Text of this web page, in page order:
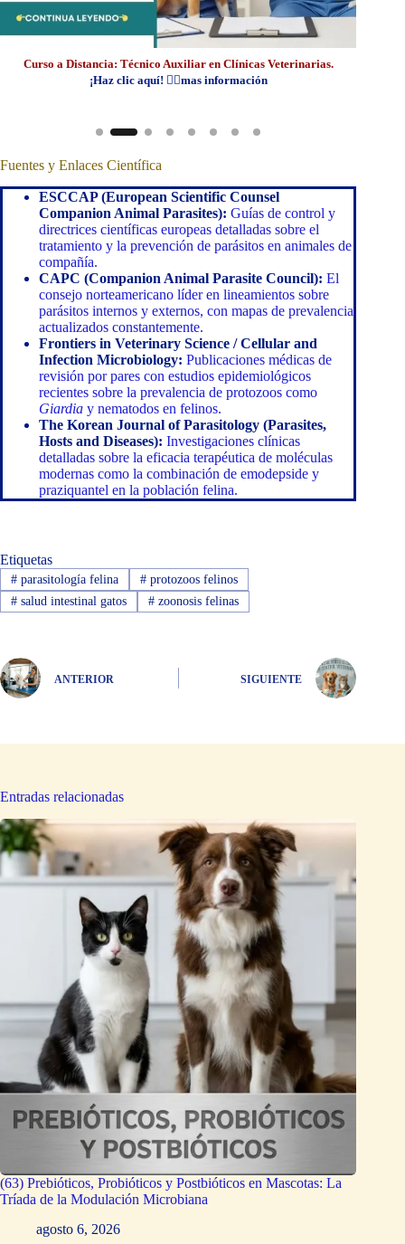
Curso a Distancia: Técnico Auxiliar en Clínicas Veterinarias.
¡Haz clic aquí! 👆🏼mas información
Fuentes y Enlaces Científica
ESCCAP (European Scientific Counsel
Companion Animal Parasites): Guías de control y
directrices científicas europeas detalladas sobre el
tratamiento y la prevención de parásitos en animales de
compañía.
CAPC (Companion Animal Parasite Council): El
consejo norteamericano líder en lineamientos sobre
parásitos internos y externos, con mapas de prevalencia
actualizados constantemente.
Frontiers in Veterinary Science / Cellular and
Infection Microbiology: Publicaciones médicas de
revisión por pares con estudios epidemiológicos
recientes sobre la prevalencia de protozoos como
Giardia y nematodos en felinos.
The Korean Journal of Parasitology (Parasites,
Hosts and Diseases): Investigaciones clínicas
detalladas sobre la eficacia terapéutica de moléculas
modernas como la combinación de emodepside y
praziquantel en la población felina.
Etiquetas
#parasitología felina #protozoos felinos
#salud intestinal gatos #zoonosis felinas
ANTERIOR SIGUIENTE
Entradas relacionadas
(63) Prebióticos, Probióticos y Postbióticos en Mascotas: La
Tríada de la Modulación Microbiana
agosto 6, 2026